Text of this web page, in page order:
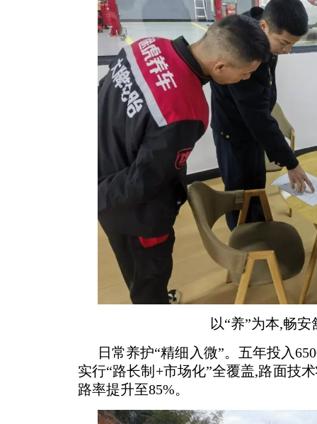
以“养”为本,畅
日常养护“精细入微”。五年投入
实行“路长制+市场化”全覆盖,路面技
路率提升至85%。